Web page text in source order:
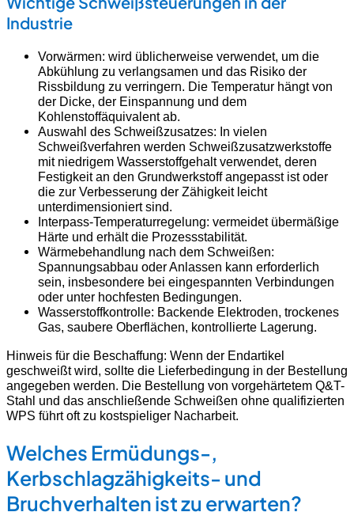
Industrie
Vorwärmen: wird üblicherweise verwendet, um die
Abkühlung zu verlangsamen und das Risiko der
Rissbildung zu verringern. Die Temperatur hängt von
der Dicke, der Einspannung und dem
Kohlenstoffäquivalent ab.
Auswahl des Schweißzusatzes: In vielen
Schweißverfahren werden Schweißzusatzwerkstoffe
mit niedrigem Wasserstoffgehalt verwendet, deren
Festigkeit an den Grundwerkstoff angepasst ist oder
die zur Verbesserung der Zähigkeit leicht
unterdimensioniert sind.
Interpass-Temperaturregelung: vermeidet übermäßige
Härte und erhält die Prozessstabilität.
Wärmebehandlung nach dem Schweißen:
Spannungsabbau oder Anlassen kann erforderlich
sein, insbesondere bei eingespannten Verbindungen
oder unter hochfesten Bedingungen.
Wasserstoffkontrolle: Backende Elektroden, trockenes
Gas, saubere Oberflächen, kontrollierte Lagerung.
Hinweis für die Beschaffung: Wenn der Endartikel
geschweißt wird, sollte die Lieferbedingung in der Bestellung
angegeben werden. Die Bestellung von vorgehärtetem Q&T-
Stahl und das anschließende Schweißen ohne qualifizierten
WPS führt oft zu kostspieliger Nacharbeit.
Welches Ermüdungs-,
Kerbschlagzähigkeits- und
Bruchverhalten ist zu erwarten?